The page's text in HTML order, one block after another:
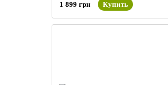
1 899 грн Купить